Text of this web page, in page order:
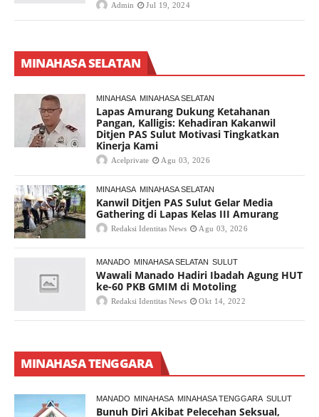
Admin Jul 19, 2024
MINAHASA SELATAN
MINAHASA MINAHASA SELATAN
Lapas Amurang Dukung Ketahanan
Pangan, Kalligis: Kehadiran Kakanwil
Ditjen PAS Sulut Motivasi Tingkatkan
Kinerja Kami
Acelprivate Agu 03, 2026
MINAHASA MINAHASA SELATAN
Kanwil Ditjen PAS Sulut Gelar Media
Gathering di Lapas Kelas III Amurang
Redaksi Identitas News Agu 03, 2026
MANADO MINAHASA SELATAN SULUT
Wawali Manado Hadiri Ibadah Agung HUT
ke-60 PKB GMIM di Motoling
Redaksi Identitas News Okt 14, 2022
MINAHASA TENGGARA
MANADO MINAHASA MINAHASA TENGGARA SULUT
Bunuh Diri Akibat Pelecehan Seksual,